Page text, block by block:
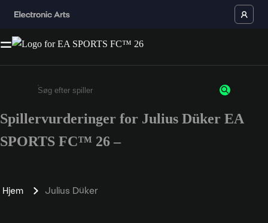
Enter a minimum of 3 characters or numbers
Spillervurderinger for Julius Düker EA
SPORTS FC™ 26 –
Hjem Julius Düker